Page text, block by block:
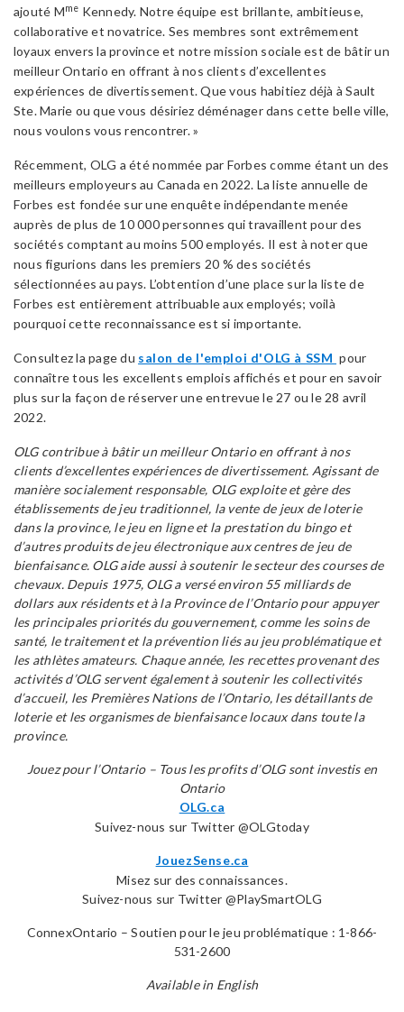
ajouté Mme Kennedy. Notre équipe est brillante, ambitieuse,
collaborative et novatrice. Ses membres sont extrêmement
loyaux envers la province et notre mission sociale est de bâtir un
meilleur Ontario en offrant à nos clients d’excellentes
expériences de divertissement. Que vous habitiez déjà à Sault
Ste. Marie ou que vous désiriez déménager dans cette belle ville,
nous voulons vous rencontrer. »
Récemment, OLG a été nommée par Forbes comme étant un des
meilleurs employeurs au Canada en 2022. La liste annuelle de
Forbes est fondée sur une enquête indépendante menée
auprès de plus de 10 000 personnes qui travaillent pour des
sociétés comptant au moins 500 employés. Il est à noter que
nous figurions dans les premiers 20 % des sociétés
sélectionnées au pays. L’obtention d’une place sur la liste de
Forbes est entièrement attribuable aux employés; voilà
pourquoi cette reconnaissance est si importante.
Consultez la page du salon de l'emploi d'OLG à SSM pour
connaître tous les excellents emplois affichés et pour en savoir
plus sur la façon de réserver une entrevue le 27 ou le 28 avril
2022.
OLG contribue à bâtir un meilleur Ontario en offrant à nos
clients d’excellentes expériences de divertissement. Agissant de
manière socialement responsable, OLG exploite et gère des
établissements de jeu traditionnel, la vente de jeux de loterie
dans la province, le jeu en ligne et la prestation du bingo et
d’autres produits de jeu électronique aux centres de jeu de
bienfaisance. OLG aide aussi à soutenir le secteur des courses de
chevaux. Depuis 1975, OLG a versé environ 55 milliards de
dollars aux résidents et à la Province de l’Ontario pour appuyer
les principales priorités du gouvernement, comme les soins de
santé, le traitement et la prévention liés au jeu problématique et
les athlètes amateurs. Chaque année, les recettes provenant des
activités d’OLG servent également à soutenir les collectivités
d’accueil, les Premières Nations de l’Ontario, les détaillants de
loterie et les organismes de bienfaisance locaux dans toute la
province.
Jouez pour l’Ontario – Tous les profits d’OLG sont investis en
Ontario
OLG.ca
Suivez-nous sur Twitter @OLGtoday
JouezSense.ca
Misez sur des connaissances.
Suivez-nous sur Twitter @PlaySmartOLG
ConnexOntario – Soutien pour le jeu problématique : 1-866-
531-2600
Available in English